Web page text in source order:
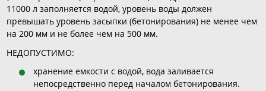
11000 л заполняется водой, уровень воды должен
превышать уровень засыпки (бетонирования) не менее чем
на 200 мм и не более чем на 500 мм.
НЕДОПУСТИМО:
хранение емкости с водой, вода заливается
непосредственно перед началом бетонирования.